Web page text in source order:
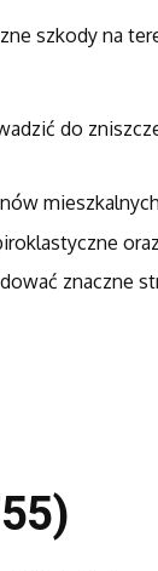
szkody na
do
znaczne